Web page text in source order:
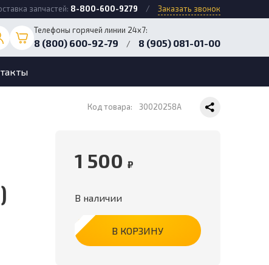
запчастей: 8-800-600-9279 / Заказать звонок
Телефоны горячей линии 24х7:
8 (800) 600-92-79 / 8 (905) 081-01-00
Код товара: 30020258A
1 500 ₽
В наличии
В КОРЗИНУ